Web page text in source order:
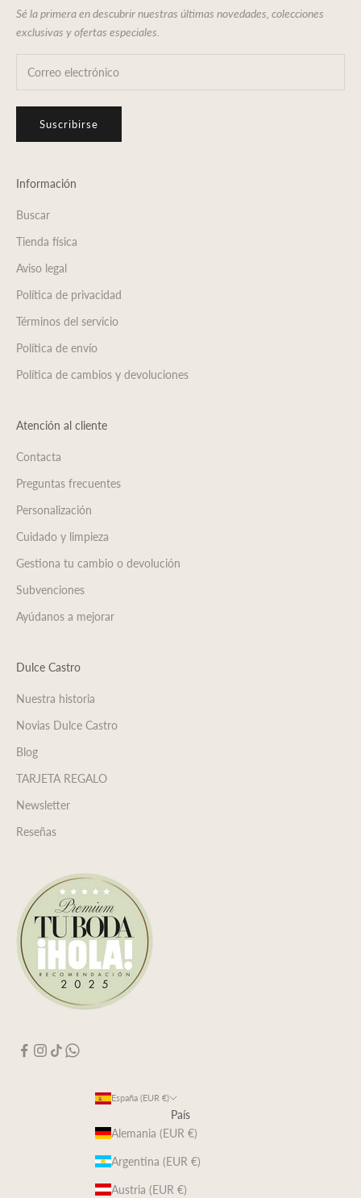
Sé la primera en descubrir nuestras últimas novedades, colecciones
exclusivas y ofertas especiales.
Suscribirse
Información
Buscar
Tienda física
Aviso legal
Política de privacidad
Términos del servicio
Política de envío
Política de cambios y devoluciones
Atención al cliente
Contacta
Preguntas frecuentes
Personalización
Cuidado y limpieza
Gestiona tu cambio o devolución
Subvenciones
Ayúdanos a mejorar
Dulce Castro
Nuestra historia
Novias Dulce Castro
Blog
TARJETA REGALO
Newsletter
Reseñas
España (EUR €)
País
Alemania (EUR €)
Argentina (EUR €)
Austria (EUR €)